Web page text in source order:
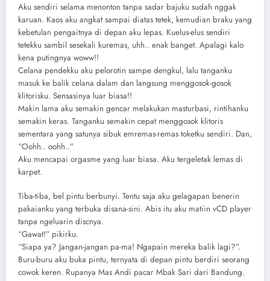
Aku sendiri selama menonton tanpa sadar bajuku sudah nggak
karuan. Kaos aku angkat sampai diatas tetek, kemudian braku yang
kebetulan pengaitnya di depan aku lepas. Kuelus-elus sendiri
tetekku sambil sesekali kuremas, uhh.. enak banget. Apalagi kalo
kena putingnya woww!!
Celana pendekku aku pelorotin sampe dengkul, lalu tanganku
masuk ke balik celana dalam dan langsung menggosok-gosok
klitorisku. Sensasinya luar biasa!!
Makin lama aku semakin gencar melakukan masturbasi, rintihanku
semakin keras. Tanganku semakin cepat menggosok klitoris
sementara yang satunya sibuk emremas-remas toketku sendiri. Dan,
“Oohh.. oohh..”
Aku mencapai orgasme yang luar biasa. Aku tergeletak lemas di
karpet.
Tiba-tiba, bel pintu berbunyi. Tentu saja aku gelagapan benerin
pakaianku yang terbuka disana-sini. Abis itu aku matiin vCD player
tanpa ngeluarin discnya.
“Gawat!” pikirku.
“Siapa ya? Jangan-jangan pa-ma! Ngapain mereka balik lagi?”.
Buru-buru aku buka pintu, ternyata di depan pintu berdiri seorang
cowok keren. Rupanya Mas Andi pacar Mbak Sari dari Bandung.